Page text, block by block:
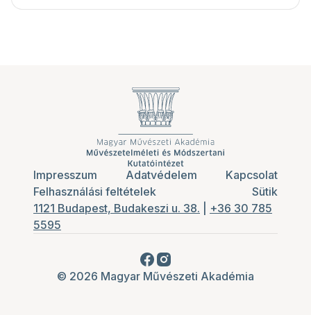
Impresszum Adatvédelem
Kapcsolat
Felhasználási feltételek
Sütik
1121 Budapest, Budakeszi u. 38.
+36 30 785
5595
© 2026 Magyar Művészeti Akadémia